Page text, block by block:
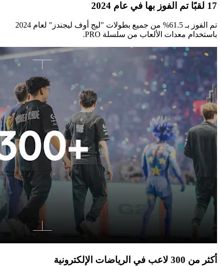
17 لقبًا تم الفوز بها في عام 2024
تم الفوز بـ 61.5% من جميع بطولات "ليج أوف ليجندز" لعام 2024
باستخدام معدات الألعاب من سلسلة PRO.
أكثر من 300 لاعب في الرياضات الإلكترونية